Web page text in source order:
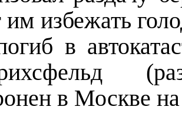
им избежать
в
в Москве